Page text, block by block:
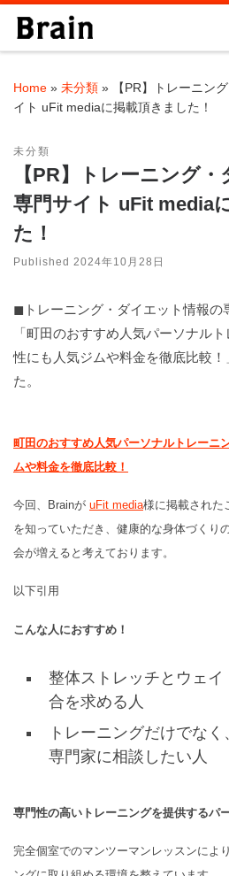
Skip to content
Home » 未分類 »
【PR】トレーニン
イト uFit mediaに掲載頂きました！
未分類
【PR】トレーニング
専門サイト uFit media
た！
Published 2024年10月28日
◼︎トレーニング・ダイエット情報の
「町田のおすすめ人気パーソナル
性にも人気ジムや料金を徹底比較
た。
町田のおすすめ人気パーソナルトレーニ
ムや料金を徹底比較！
今回、Brainが uFit media様に掲載された
を知っていただき、健康的な身体づくり
会が増えると考えております。
以下引用
こんな人におすすめ！
整体ストレッチとウェ
合を求める人
トレーニングだけでな
専門家に相談したい人
専門性の高いトレーニングを提供するパ
完全個室でのマンツーマンレッスンによ